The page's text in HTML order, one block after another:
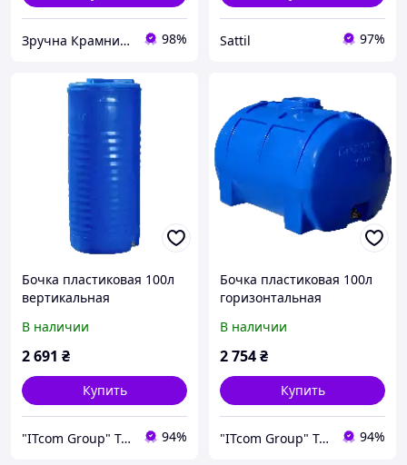
Зручна Крамниця 98% Sattil 97%
Бочка пластиковая 100л
вертикальная
Рото Европласт
В наличии
2 691 ₴
Купить
"ITcom Group" Technology Distribution 94%
Бочка пластиковая 100л
горизонтальная
Рото Европласт
В наличии
2 754₴
Купить
"ITcom Group" Technology Distribution 94%